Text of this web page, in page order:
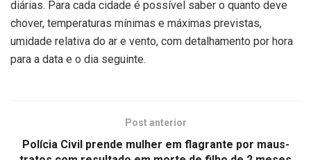
diárias. Para cada cidade é possível saber o quanto deve
chover, temperaturas mínimas e máximas previstas,
umidade relativa do ar e vento, com detalhamento por hora
para a data e o dia seguinte.
Post anterior
Polícia Civil prende mulher em flagrante por maus-